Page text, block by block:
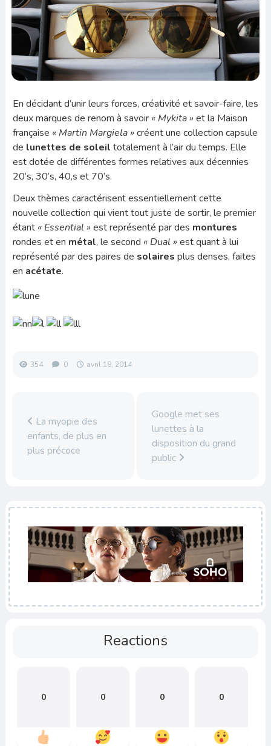
En décidant d’unir leurs forces, créativité et savoir-faire, les
deux marques de renom à savoir « Mykita »et la Maison
française « Martin Margiela »créent une collection capsule
de lunettes de soleil totalement à l’air du temps. Elle
est dotée de différentes formes relatives aux décennies
20’s, 30’s, 40,s et 70’s.
Deux thèmes caractérisent essentiellement cette
nouvelle collection qui vient tout juste de sortir, le premier
étant « Essential »est représenté par des montures
rondes et en métal, le second « Dual »est quant à lui
représenté par des paires de solaires plus denses, faites
en acétate.
354 0 avril 18, 2014
La myopie des
enfants, de plus en
plus précoce
Google met ses
lunettes à la
disposition du grand
public
Reactions
0 0 0 0